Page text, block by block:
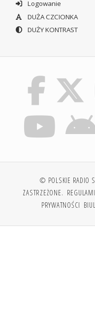
Logowanie
DUŻA CZCIONKA
DUŻY KONTRAST
© POLSKIE RADIO
ZASTRZEŻONE.
PRYWATNOŚCI